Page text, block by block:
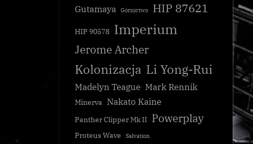
Supermocarstwa robią postępy na Szczycie
Galnet
Gutamaya
Górnictwo HIP 87621
HIP 90578 Imperium
Jerome Archer
Kolonizacja Li Yong-Rui
Madelyn Teague Mark Rennik
Minerva Nakato Kaine
Panther Clipper Mk II Powerplay
Proteus Wave Salvation